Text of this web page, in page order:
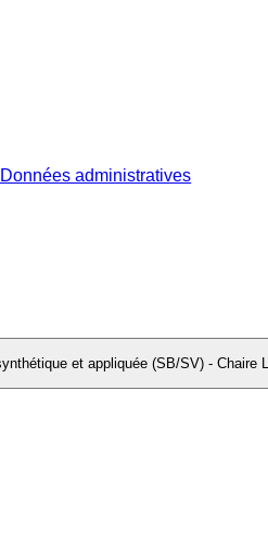
Données administratives
et appliquée (SB/SV) - Chaire